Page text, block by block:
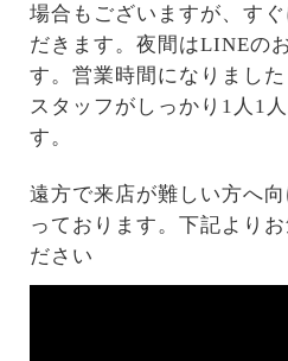
場合もございますが、す
だきます。夜間はLINEの
す。営業時間になりまし
スタッフがしっかり1人1
す。
遠方で来店が難しい方へ
っております。下記より
ださい